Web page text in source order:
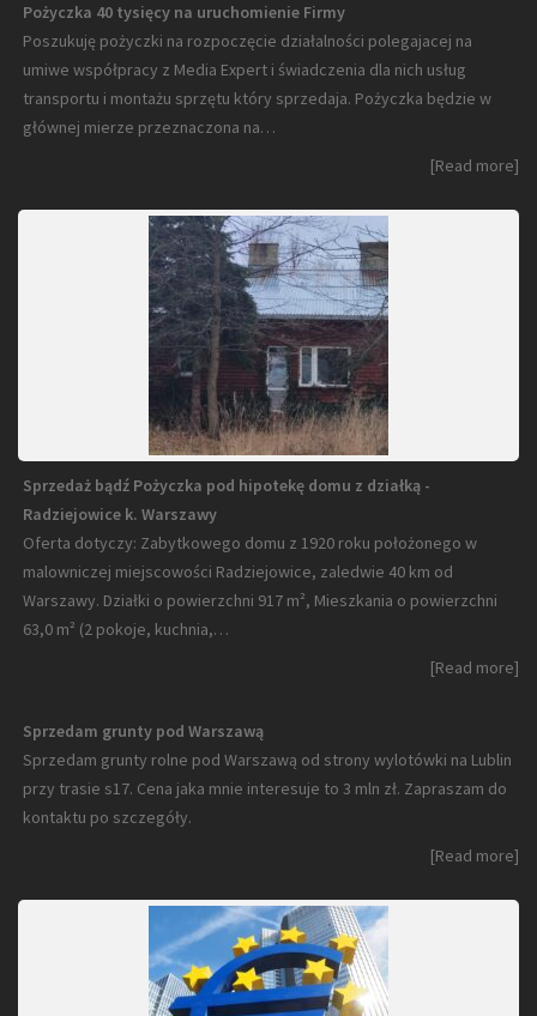
Pożyczka 40 tysięcy na uruchomienie Firmy
Poszukuję pożyczki na rozpoczęcie działalności polegajacej na
umiwe współpracy z Media Expert i świadczenia dla nich usług
transportu i montażu sprzętu który sprzedaja. Pożyczka będzie w
głównej mierze przeznaczona na…
[Read more]
Sprzedaż bądź Pożyczka pod hipotekę domu z działką -
Radziejowice k. Warszawy
Oferta dotyczy: Zabytkowego domu z 1920 roku położonego w
malowniczej miejscowości Radziejowice, zaledwie 40 km od
Warszawy. Działki o powierzchni 917 m², Mieszkania o powierzchni
63,0 m² (2 pokoje, kuchnia,…
[Read more]
Sprzedam grunty pod Warszawą
Sprzedam grunty rolne pod Warszawą od strony wylotówki na Lublin
przy trasie s17. Cena jaka mnie interesuje to 3 mln zł. Zapraszam do
kontaktu po szczegóły.
[Read more]